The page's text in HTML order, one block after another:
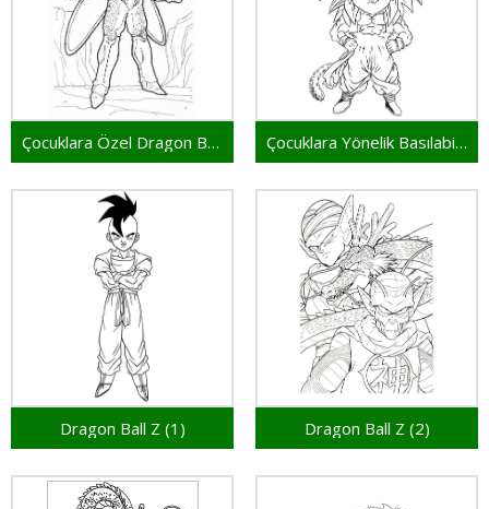
Çocuklara Özel Dragon Ball Z Çocuklara Yönelik Basılabilir Dragon Ball Z
Dragon Ball Z (1) Dragon Ball Z (2)